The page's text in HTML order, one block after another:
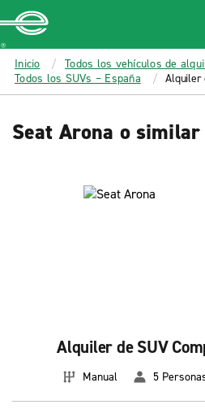
MAIN
CONTENT
Enterprise
Inicio
Todos los vehículos de
Todos los SUVs – España
Alquiler
Seat Arona o similar
Alquiler de SUV
Manual 5